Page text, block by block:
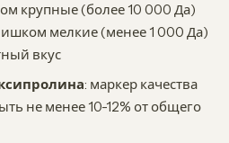
крупные (более 10 000 Да)
мелкие (менее 1 000 Да)
вкус
: маркер качества
не менее 10-12% от общего